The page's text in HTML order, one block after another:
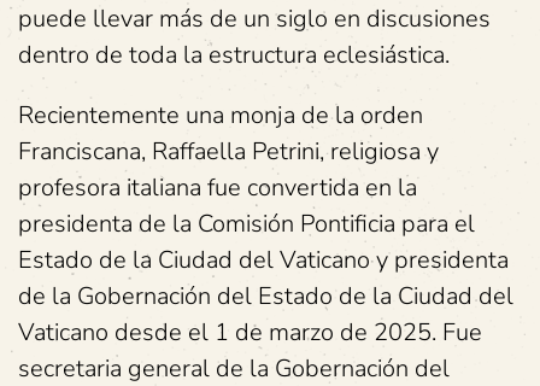
puede llevar más de un siglo en discusiones
dentro de toda la estructura eclesiástica.
Recientemente una monja de la orden
Franciscana, Raffaella Petrini, religiosa y
profesora italiana fue convertida en la
presidenta de la Comisión Pontificia para el
Estado de la Ciudad del Vaticano y presidenta
de la Gobernación del Estado de la Ciudad del
Vaticano desde el 1 de marzo de 2025. Fue
secretaria general de la Gobernación del